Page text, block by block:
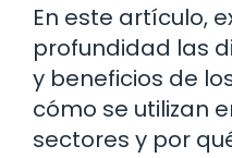
En este artículo,
profundidad las
y beneficios de
cómo se utilizan
sectores y por